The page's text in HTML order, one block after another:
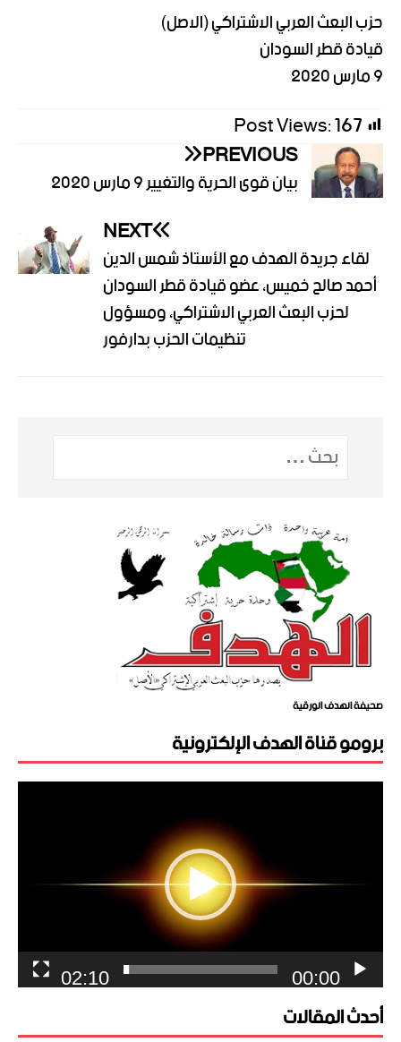
حزب البعث العربي الاشتراكي (الاصل)
قيادة قطر السودان
9 مارس 2020
Post Views:167
PREVIOUS
بيان قوى الحرية والتغيير 9 مارس 2020
NEXT
لقاء جريدة الهدف مع الأستاذ شمس الدين
أحمد صالح خميس، عضو قيادة قطر السودان
لحزب البعث العربي الاشتراكي، ومسؤول
تنظيمات الحزب بدارفور
صحيفة الهدف الورقية
برومو قناة الهدف الإلكترونية
مشغل
00:00
02:10
أحدث المقالات